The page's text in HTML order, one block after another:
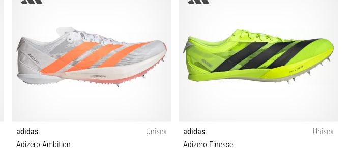
adidas
Unisex
Adizero Ambition
adidas
Unisex
Adizero Finesse